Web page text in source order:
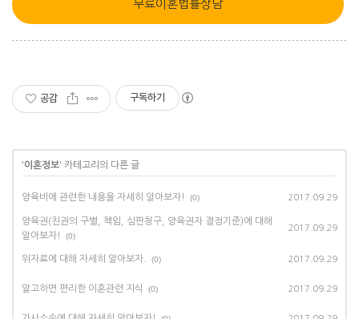
무료이혼법률상담
공감 구독하기
'이혼정보' 카테고리의 다른 글
양육비에 관련한 내용을 자세히 알아보자! (0) 2017.09.29
양육권(친권의 구별, 책임, 심판청구, 양육권자 결정기준)에 대해
알아보자!
(0)
2017.09.29
위자료에 대해 자세히 알아보자. (0) 2017.09.29
알고하면 편리한 이혼관련 지식 (0) 2017.09.29